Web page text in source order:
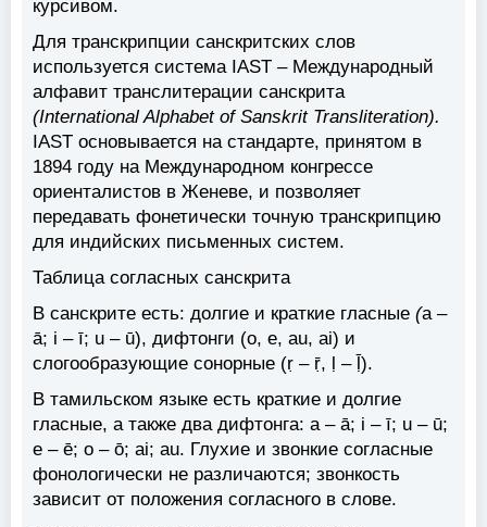
курсивом.
Для транскрипции санскритских слов
используется система IAST – Международный
алфавит транслитерации санскрита
(International Alphabet of Sanskrit Transliteration).
IAST основывается на стандарте, принятом в
1894 году на Международном конгрессе
ориенталистов в Женеве, и позволяет
передавать фонетически точную транскрипцию
для индийских письменных систем.
Таблица согласных санскрита
В санскрите есть: долгие и краткие гласные (a –
ā; i – ī; u – ū), дифтонги (o, e, au, ai) и
слогообразующие сонорные (ṛ – ṝ, ḷ – ḹ).
В тамильском языке есть краткие и долгие
гласные, а также два дифтонга: a – ā; i – ī; u – ū;
e – ē; o – ō; ai; au. Глухие и звонкие согласные
фонологически не различаются; звонкость
зависит от положения согласного в слове.